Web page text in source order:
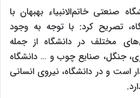
صنعتی خاتم‌الانبیاء بهبهان با
تصریح کرد: با توجه به وجود
مختلف در دانشگاه از جمله
جنگل، صنایع چوب و … دانشگاه
است و در دانشگاه، نیروی انسانی